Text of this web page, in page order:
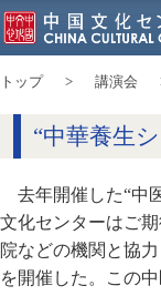
トップ 講演会
“中華養生
去年開催した“中
文化センターはご
院などの機関と協
を開催した。この